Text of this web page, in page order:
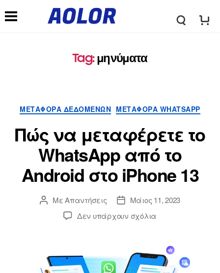
Λ
ό
τ
υ
π
A
Tag: μηνύματα
ΜΕΤΑΦΟΡΆ ΔΕΔΟΜΈΝΩΝ ΜΕΤΑΦΟΡΆ WHATSAPP
Πώς να μεταφέρετε το
WhatsApp από το
Android στο iPhone 13
ΜεΑπαντήσεις
Μάιος 11, 2023
Δεν υπάρχουν σχόλια